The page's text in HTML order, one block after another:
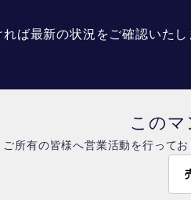
ば最新の状況をご確認いたし
このマ
ご所有の皆様へ営業活動を行って